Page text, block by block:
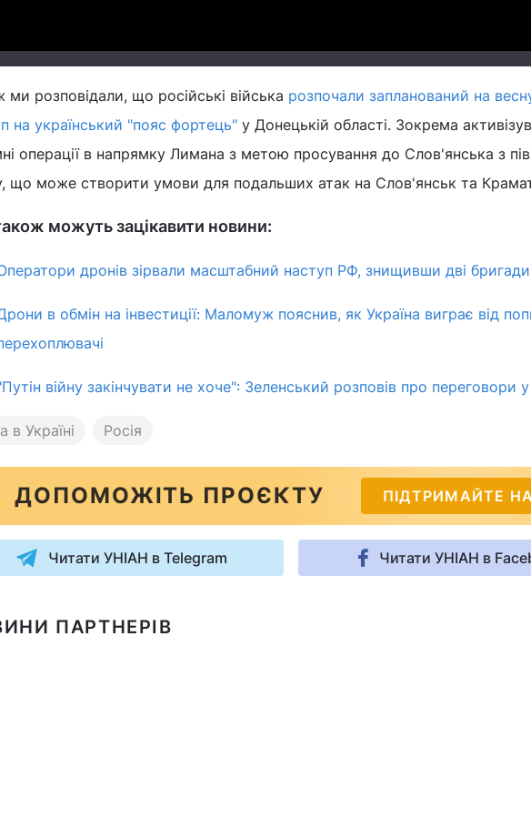
ми розповідали, що російські війська розпочали запланований на
на український "пояс фортець" у Донецькій області. Зокрема
операції в напрямку Лимана з метою просування до Слов'янська з
що може створити умови для подальших атак на Слов'янськ та
можуть зацікавити новини:
дронів зірвали масштабний наступ РФ, знищивши дві
в обмін на інвестиції: Маломуж пояснив, як Україна виграє від
війну закінчувати не хоче": Зеленський розповів про переговори
в Україні Росія
ДОПОМОЖІТЬ ПРОЄКТУ ПІДТРИМАЙТЕ
Читати УНІАН в Telegram Читати УНІАН в
ПАРТНЕРІВ